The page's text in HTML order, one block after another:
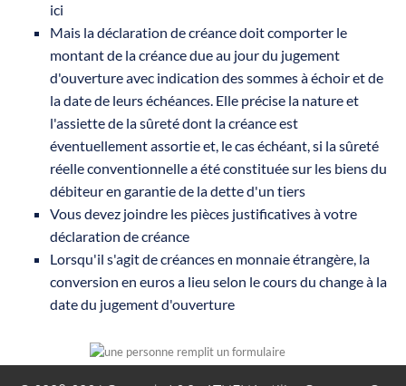
ici
Mais la déclaration de créance doit comporter le
montant de la créance due au jour du jugement
d'ouverture avec indication des sommes à échoir et de
la date de leurs échéances. Elle précise la nature et
l'assiette de la sûreté dont la créance est
éventuellement assortie et, le cas échéant, si la sûreté
réelle conventionnelle a été constituée sur les biens du
débiteur en garantie de la dette d'un tiers
Vous devez joindre les pièces justificatives à votre
déclaration de créance
Lorsqu'il s'agit de créances en monnaie étrangère, la
conversion en euros a lieu selon le cours du change à la
date du jugement d'ouverture